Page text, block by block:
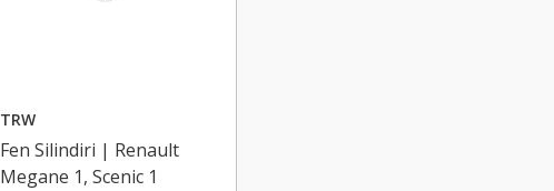
TRW
Fen Silindiri | Renault
Megane 1, Scenic 1